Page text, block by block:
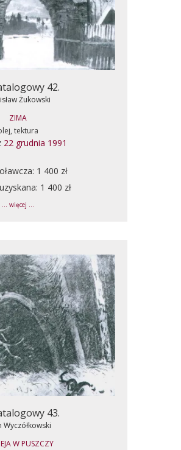
42.
Żukowski
ZIMA
tektura
22 grudnia 1991
1 400 zł
1 400 zł
... więcej ...
43.
Wyczółkowski
W PUSZCZY